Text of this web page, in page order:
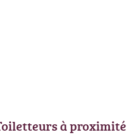
à proximité